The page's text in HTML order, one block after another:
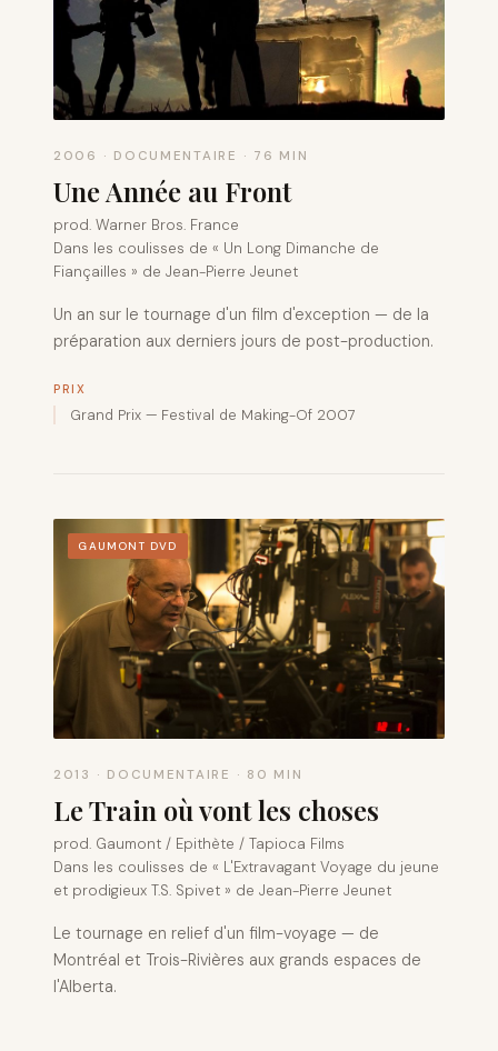
2006 · DOCUMENTAIRE · 76 MIN
Une Année au Front
prod. Warner Bros. France
Dans les coulisses de « Un Long Dimanche de
Fiançailles » de Jean-Pierre Jeunet
Un an sur le tournage d'un film d'exception — de la
préparation aux derniers jours de post-production.
PRIX
Grand Prix — Festival de Making-Of 2007
GAUMONT DVD
2013 · DOCUMENTAIRE · 80 MIN
Le Train où vont les choses
prod. Gaumont / Epithète / Tapioca Films
Dans les coulisses de « L'Extravagant Voyage du jeune
et prodigieux T.S. Spivet » de Jean-Pierre Jeunet
Le tournage en relief d'un film-voyage — de
Montréal et Trois-Rivières aux grands espaces de
l'Alberta.